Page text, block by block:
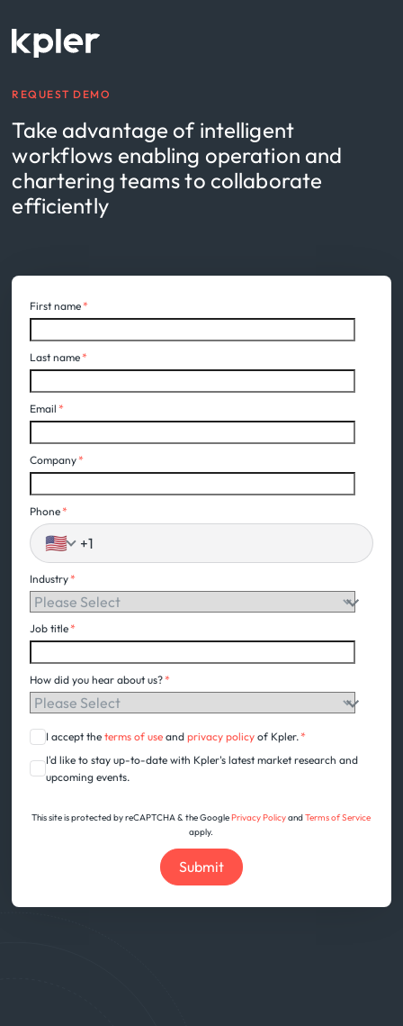
REQUEST DEMO
Take advantage of intelligent
workflows enabling operation and
chartering teams to collaborate
efficiently
First name*
Last name*
Email *
Company*
Phone*
🇺🇸
Industry*
Job title*
How did you hear about us?*
I accept theterms of use andprivacy policy of Kpler.*
I'd like to stay up-to-date with Kpler's latest market research and
upcoming events.
This site is protected by reCAPTCHA & the GooglePrivacy PolicyandTerms of Service
apply.